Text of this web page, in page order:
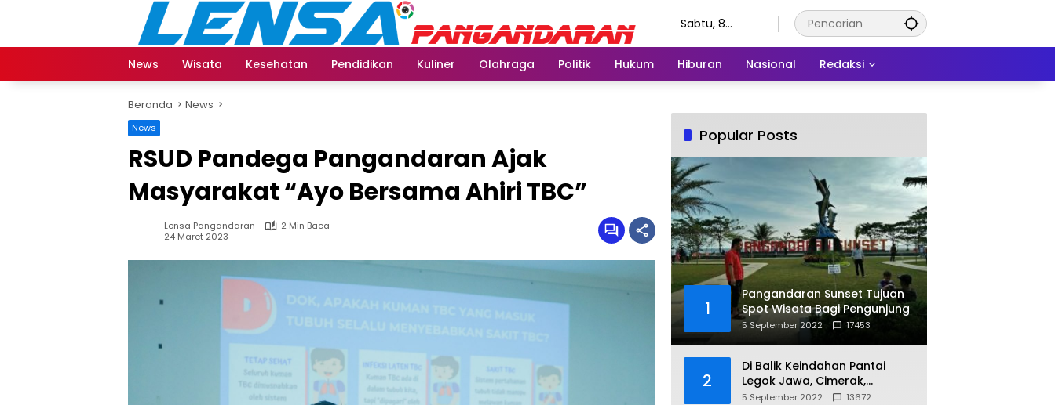
Sabtu, 8
News
Wisata Kesehatan Pendidikan Kuliner Olahraga Politik Hukum Hiburan Nasional Redaksi
Beranda News
News
RSUD Pandega Pangandaran Ajak
Masyarakat “Ayo Bersama Ahiri TBC”
Lensa Pangandaran
2 Min Baca
24 Maret 2023
Popular Posts
1
Pangandaran Sunset Tujuan
Spot Wisata Bagi Pengunjung
5 September 2022 17453
2
Di Balik Keindahan Pantai
Legok Jawa, Cimerak,
Pangandaran
5 September 2022 13672